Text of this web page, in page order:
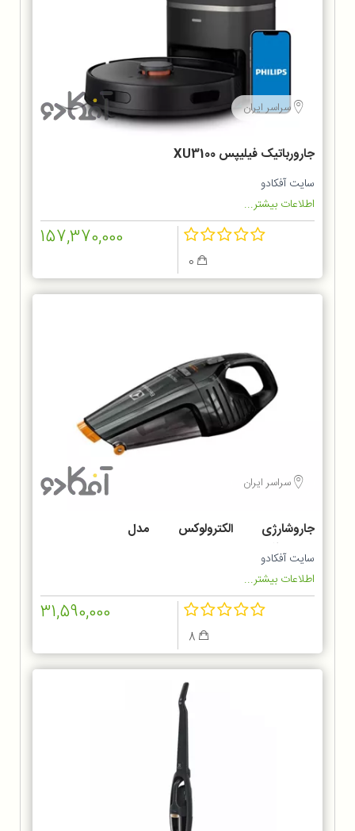
سراسر ایران
جارورباتیک فیلیپس XU3100
سایت آفکادو
اطلاعات بیشتر...
157,370,000
سراسر ایران
جاروشارژی الکترولوکس مدل
ZB6214IGM
سایت آفکادو
اطلاعات بیشتر...
31,590,000